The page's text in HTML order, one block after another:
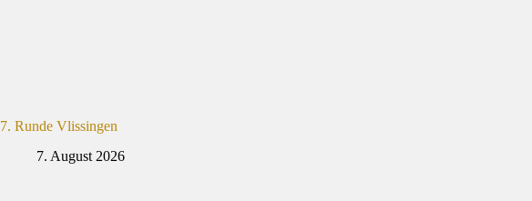
7. Runde Vlissingen
7. August 2026